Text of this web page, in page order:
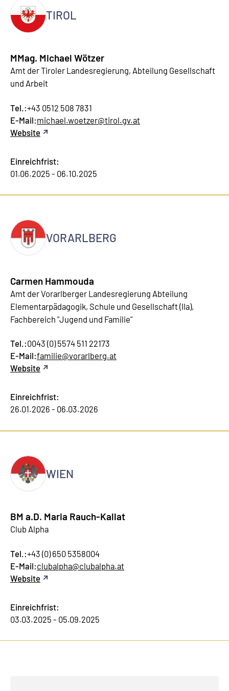
TIROL
MMag. Michael Wötzer
Amt der Tiroler Landesregierung, Abteilung Gesellschaft
und Arbeit
Tel.:+43 0512 508 7831
E-Mail:michael.woetzer@tirol.gv.at
Website
Einreichfrist:
01.06.2025 - 06.10.2025
VORARLBERG
Carmen Hammouda
Amt der Vorarlberger Landesregierung Abteilung
Elementarpädagogik, Schule und Gesellschaft (IIa),
Fachbereich "Jugend und Familie"
Tel.:0043 (0) 5574 511 22173
E-Mail:familie@vorarlberg.at
Website
Einreichfrist:
26.01.2026 - 06.03.2026
WIEN
BM a.D. Maria Rauch-Kallat
Club Alpha
Tel.:+43 (0) 650 5358004
E-Mail:clubalpha@clubalpha.at
Website
Einreichfrist:
03.03.2025 - 05.09.2025